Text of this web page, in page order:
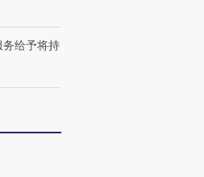
【商旅对话】华住集团
给予将持